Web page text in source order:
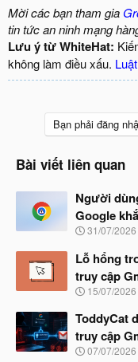
Mời các bạn tham gia
tin tức an ninh mạng
Lưu ý từ WhiteHat:
không làm điều xấu.
Bạn phải đăng
Bài viết liên quan
Người
Google
N
à
y
b
ắ
đ
ầ
u
31/07/2026
Lỗ hổng
truy cập
N
à
b
ắ
15/07/2026
ToddyCat
truy cập
N
07/07/2026